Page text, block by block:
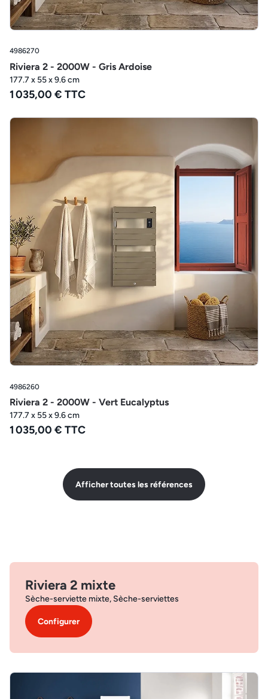
4986270
Riviera 2 - 2000W - Gris Ardoise
177.7 x 55 x 9.6 cm
1 035,00 € TTC
4986260
Riviera 2 - 2000W - Vert Eucalyptus
177.7 x 55 x 9.6 cm
1 035,00 € TTC
Afficher toutes les références
Riviera 2 mixte
Sèche-serviette mixte, Sèche-serviettes
Configurer